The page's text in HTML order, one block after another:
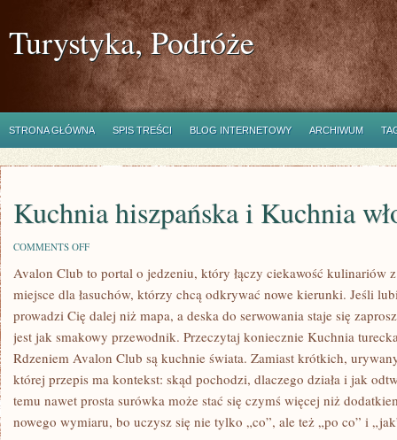
Turystyka, Podróże
STRONA GŁÓWNA SPIS TREŚCI BLOG INTERNETOWY ARCHIWUM
Kuchnia hiszpańska i Kuchnia
COMMENTS OFFON
HISZPAŃSKA
KUCHNIA
WŁOSKA
Avalon Club to portal o jedzeniu, który łączy ciekawość kulinariów
miejsce dla łasuchów, którzy chcą odkrywać nowe kierunki. Jeśli
prowadzi Cię dalej niż mapa, a deska do serwowania staje się
jest jak smakowy przewodnik. Przeczytaj koniecznie Kuchnia
Rdzeniem Avalon Club są kuchnie świata. Zamiast krótkich,
której przepis ma kontekst: skąd pochodzi, dlaczego działa i jak
temu nawet prosta surówka może stać się czymś więcej niż
nowego wymiaru, bo uczysz się nie tylko „co”, ale też „po co” i